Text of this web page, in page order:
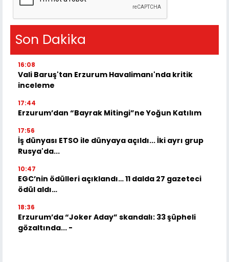
Son Dakika
16:08
Vali Baruş'tan Erzurum Havalimanı'nda kritik
inceleme
17:44
Erzurum’dan “Bayrak Mitingi”ne Yoğun Katılım
17:56
İş dünyası ETSO ile dünyaya açıldı... İki ayrı grup
Rusya'da...
10:47
EGC’nin ödülleri açıklandı… 11 dalda 27 gazeteci
ödül aldı…
18:36
Erzurum’da “Joker Aday” skandalı: 33 şüpheli
gözaltında... -